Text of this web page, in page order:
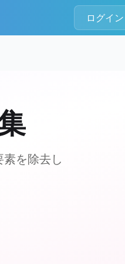
ログイン
を除去し